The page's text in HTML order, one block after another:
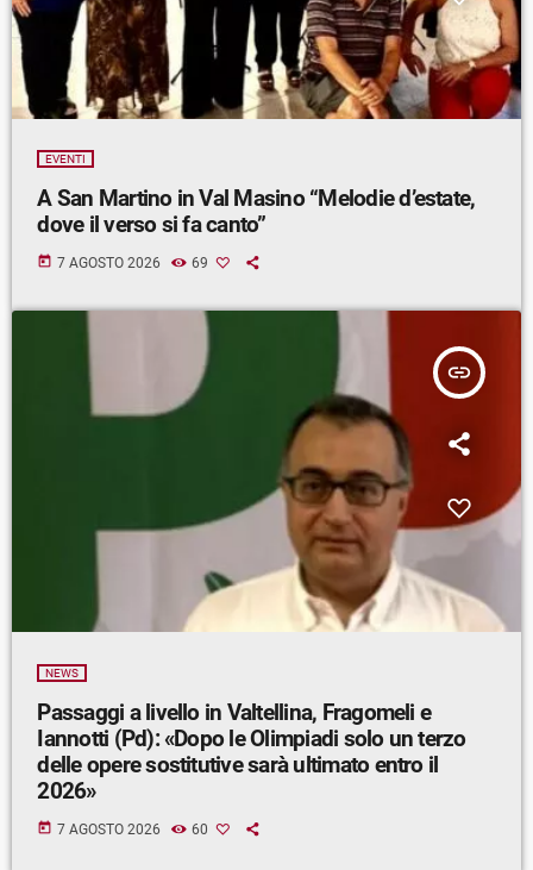
EVENTI
A San Martino in Val Masino “Melodie d’estate,
dove il verso si fa canto”
today 7 AGOSTO 2026 69
insert_link
NEWS
Passaggi a livello in Valtellina, Fragomeli e
Iannotti (Pd): «Dopo le Olimpiadi solo un terzo
delle opere sostitutive sarà ultimato entro il
2026»
today 7 AGOSTO 2026 60